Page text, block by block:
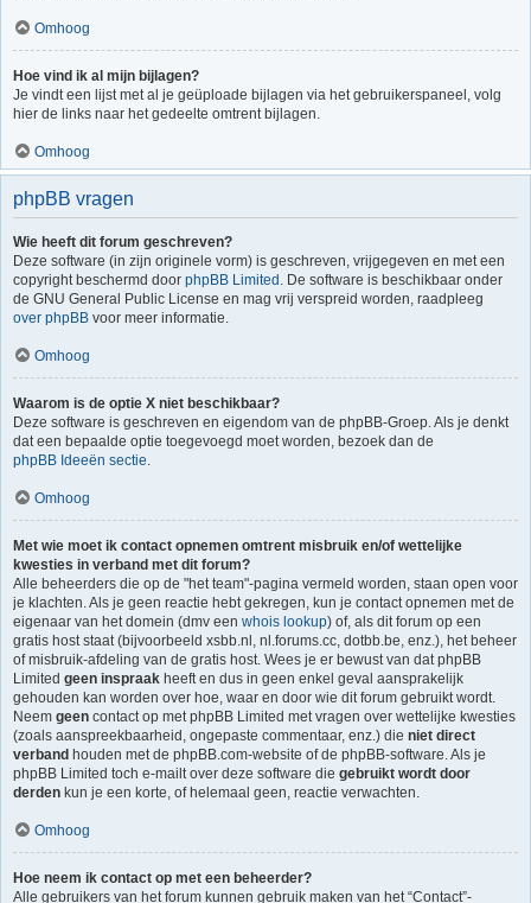
Omhoog
Hoe vind ik al mijn bijlagen?
Je vindt een lijst met al je geüploade bijlagen via het gebruikerspaneel, volg
hier de links naar het gedeelte omtrent bijlagen.
Omhoog
phpBB vragen
Wie heeft dit forum geschreven?
Deze software (in zijn originele vorm) is geschreven, vrijgegeven en met een
copyright beschermd door phpBB Limited . De software is beschikbaar onder
de GNU General Public License en mag vrij verspreid worden, raadpleeg
over phpBB voor meer informatie.
Omhoog
Waarom is de optie X niet beschikbaar?
Deze software is geschreven en eigendom van de phpBB-Groep. Als je denkt
dat een bepaalde optie toegevoegd moet worden, bezoek dan de
phpBB Ideeën sectie.
Omhoog
Met wie moet ik contact opnemen omtrent misbruik en/of wettelijke
kwesties in verband met dit forum?
Alle beheerders die op de "het team"-pagina vermeld worden, staan open voor
je klachten. Als je geen reactie hebt gekregen, kun je contact opnemen met de
eigenaar van het domein (dmv een whois lookup) of, als dit forum op een
gratis host staat (bijvoorbeeld xsbb.nl, nl.forums.cc, dotbb.be, enz.), het beheer
of misbruik-afdeling van de gratis host. Wees je er bewust van dat phpBB
Limited geen inspraak heeft en dus in geen enkel geval aansprakelijk
gehouden kan worden over hoe, waar en door wie dit forum gebruikt wordt.
Neem geen contact op met phpBB Limited met vragen over wettelijke kwesties
(zoals aanspreekbaarheid, ongepaste commentaar, enz.) die niet direct
verband houden met de phpBB.com-website of de phpBB-software. Als je
phpBB Limited toch e-mailt over deze software die gebruikt wordt door
derden kun je een korte, of helemaal geen, reactie verwachten.
Omhoog
Hoe neem ik contact op met een beheerder?
Alle gebruikers van het forum kunnen gebruik maken van het “Contact”-